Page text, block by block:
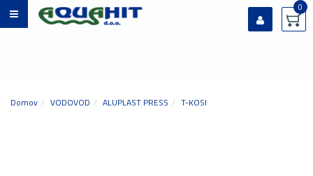
0
Domov VODOVOD ALUPLAST PRESS T-KOSI